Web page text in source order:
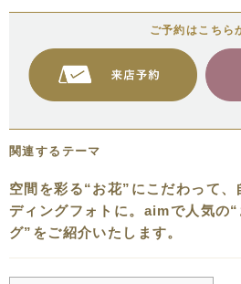
ご予約はこちら
関連するテーマ
空間を彩る“お花”にこだわって、
ディングフォトに。aimで人気の
グ”をご紹介いたします。